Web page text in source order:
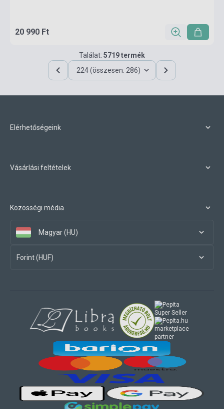
20 990 Ft
Találat: 5719 termék
224 (összesen: 286)
Elérhetőségeink
Vásárlási feltételek
Közösségi média
Magyar (HU)
Forint (HUF)
marketplace
partner